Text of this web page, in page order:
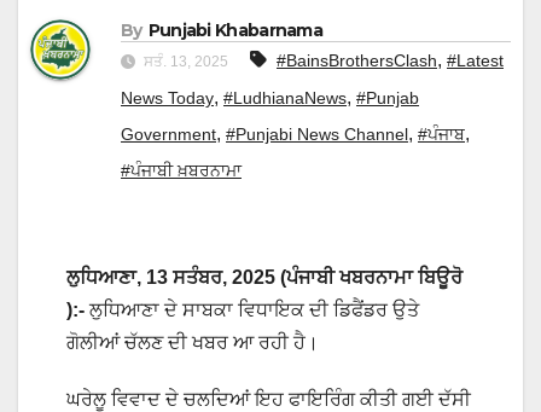
By Punjabi Khabarnama
ਸਤੰ. 13, 2025 #BainsBrothersClash, #Latest
News Today, #LudhianaNews, #Punjab
Government, #Punjabi News Channel, #ਪੰਜਾਬ,
#ਪੰਜਾਬੀ ਖ਼ਬਰਨਾਮਾ
ਲੁਧਿਆਣਾ, 13 ਸਤੰਬਰ, 2025 (ਪੰਜਾਬੀ ਖਬਰਨਾਮਾ ਬਿਊਰੋ
):-ਲੁਧਿਆਣਾ ਦੇ ਸਾਬਕਾ ਵਿਧਾਇਕ ਦੀ ਡਿਫੈਂਡਰ ਉਤੇ
ਗੋਲੀਆਂ ਚੱਲਣ ਦੀ ਖਬਰ ਆ ਰਹੀ ਹੈ।
ਘਰੇਲੂ ਵਿਵਾਦ ਦੇ ਚਲਦਿਆਂ ਇਹ ਫਾਇਰਿੰਗ ਕੀਤੀ ਗਈ ਦੱਸੀ